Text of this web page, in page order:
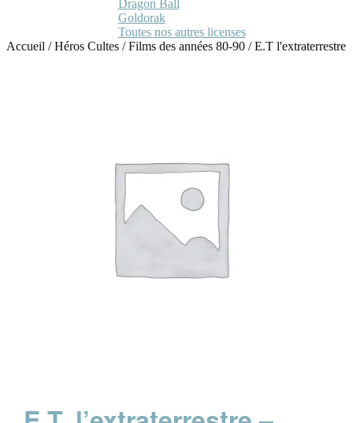
Dragon Ball
Goldorak
Toutes nos autres licenses
Accueil /Héros Cultes /Films des années 80-90 /E.T l'extraterrestre